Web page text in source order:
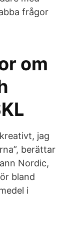
frågor
om
jag
berättar
Nordic,
bland
i